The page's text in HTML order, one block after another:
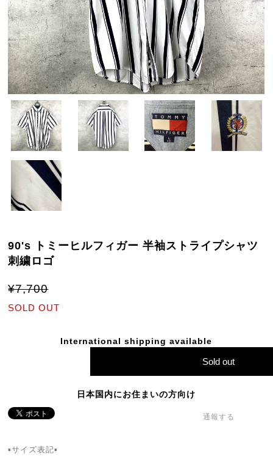
90's トミーヒルフィガー 半袖ストライプシャツ
刺繍ロゴ
¥7,700
SOLD OUT
International shipping available
Sold out
日本国内にお住まいの方向け
通報する
▪サイズ表記▪